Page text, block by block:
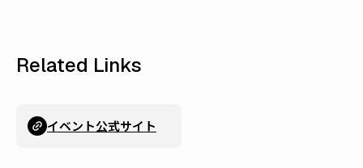
Related Links
イベント公式サイト